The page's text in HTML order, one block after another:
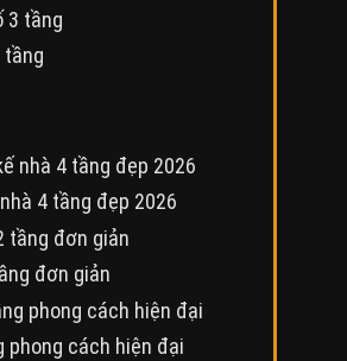
tầng
4 tầng đẹp 2026
đơn giản
phong cách hiện đại